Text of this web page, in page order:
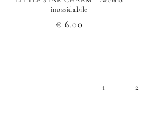
inossidabile
Prezzo
€ 6.00
1 2